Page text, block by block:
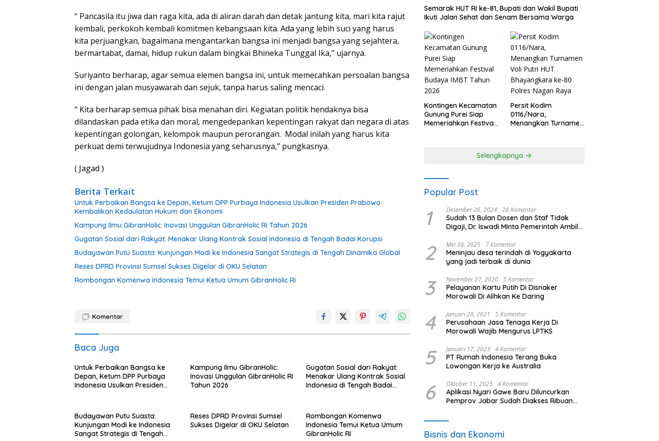
“ Pancasila itu jiwa dan raga kita, ada di aliran darah dan detak jantung kita, mari kita rajut
kembali, perkokoh kembali komitmen kebangsaan kita. Ada yang lebih suci yang harus
kita perjuangkan, bagaimana mengantarkan bangsa ini menjadi bangsa yang sejahtera,
bermartabat, damai, hidup rukun dalam bingkai Bhineka Tunggal Ika,” ujarnya.
Suriyanto berharap, agar semua elemen bangsa ini, untuk memecahkan persoalan bangsa
ini dengan jalan musyawarah dan sejuk, tanpa harus saling mencaci.
“ Kita berharap semua pihak bisa menahan diri. Kegiatan politik hendaknya bisa
dilandaskan pada etika dan moral, mengedepankan kepentingan rakyat dan negara di atas
kepentingan golongan, kelompok maupun perorangan. Modal inilah yang harus kita
perkuat demi terwujudnya Indonesia yang seharusnya,” pungkasnya.
( Jagad )
Berita Terkait
Untuk Perbaikan Bangsa ke Depan, Ketum DPP Purbaya Indonesia Usulkan Presiden Prabowo
Kembalikan Kedaulatan Hukum dan Ekonomi
Kampung Ilmu GibranHolic: Inovasi Unggulan GibranHolic RI Tahun 2026
Gugatan Sosial dari Rakyat: Menakar Ulang Kontrak Sosial Indonesia di Tengah Badai Korupsi
Budayawan Putu Suasta: Kunjungan Modi ke Indonesia Sangat Strategis di Tengah Dinamika Global
Reses DPRD Provinsi Sumsel Sukses Digelar di OKU Selatan
Rombongan Komenwa Indonesia Temui Ketua Umum GibranHolic RI
Komentar
Baca Juga
Untuk Perbaikan Bangsa ke
Depan, Ketum DPP Purbaya
Indonesia Usulkan Presiden
Ekonomi
Kampung Ilmu GibranHolic:
Inovasi Unggulan GibranHolic RI
Tahun 2026
Gugatan Sosial dari Rakyat:
Menakar Ulang Kontrak Sosial
Indonesia di Tengah Badai
Budayawan Putu Suasta:
Kunjungan Modi ke Indonesia
Sangat Strategis di Tengah
Reses DPRD Provinsi Sumsel
Sukses Digelar di OKU Selatan
Rombongan Komenwa
Indonesia Temui Ketua Umum
GibranHolic RI
Semarak HUT RI ke-81, Bupati dan Wakil Bupati
Ikuti Jalan Sehat dan Senam Bersama Warga
Kontingen Kecamatan
Gunung Purei Siap
Memeriahkan Festival
Persit Kodim
0116/Nara,
Menangkan Turnamen
Selengkapnya
Popular Post
1 Desember 26, 2024 28 Komentar
Sudah 13 Bulan Dosen dan Staf Tidak
Digaji, Dr. Iswadi Minta Pemerintah Ambil
2 Mei 30, 2025 7 Komentar
Meninjau desa terindah di Yogyakarta
yang jadi terbaik di dunia
3 November 27, 2020 5 Komentar
Pelayanan Kartu Putih Di Disnaker
Morowali Di Alihkan Ke Daring
4 Januari 28, 2021 5 Komentar
Perusahaan Jasa Tenaga Kerja Di
Morowali Wajib Mengurus LPTKS
5 Januari 17, 2023 4 Komentar
PT Rumah Indonesia Terang Buka
Lowongan Kerja ke Australia
6 Oktober 11, 2025 4 Komentar
Aplikasi Nyari Gawe Baru Diluncurkan
Pemprov Jabar Sudah Diakses Ribuan
Bisnis dan Ekonomi